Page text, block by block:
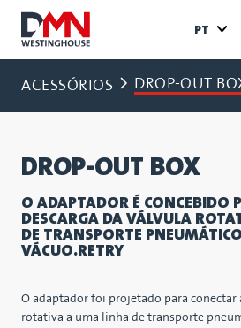
PT
ACESSÓRIOS DROP-OUT
DROP-OUT BOX
O ADAPTADOR É CONCEBIDO
DESCARGA DA VÁLVULA
DE TRANSPORTE
VÁCUO.RETRY
O adaptador foi projetado para conectar
rotativa a uma linha de transporte